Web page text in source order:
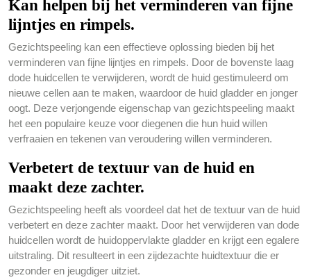
Kan helpen bij het verminderen van fijne
lijntjes en rimpels.
Gezichtspeeling kan een effectieve oplossing bieden bij het
verminderen van fijne lijntjes en rimpels. Door de bovenste laag
dode huidcellen te verwijderen, wordt de huid gestimuleerd om
nieuwe cellen aan te maken, waardoor de huid gladder en jonger
oogt. Deze verjongende eigenschap van gezichtspeeling maakt
het een populaire keuze voor diegenen die hun huid willen
verfraaien en tekenen van veroudering willen verminderen.
Verbetert de textuur van de huid en
maakt deze zachter.
Gezichtspeeling heeft als voordeel dat het de textuur van de huid
verbetert en deze zachter maakt. Door het verwijderen van dode
huidcellen wordt de huidoppervlakte gladder en krijgt een egalere
uitstraling. Dit resulteert in een zijdezachte huidtextuur die er
gezonder en jeugdiger uitziet.